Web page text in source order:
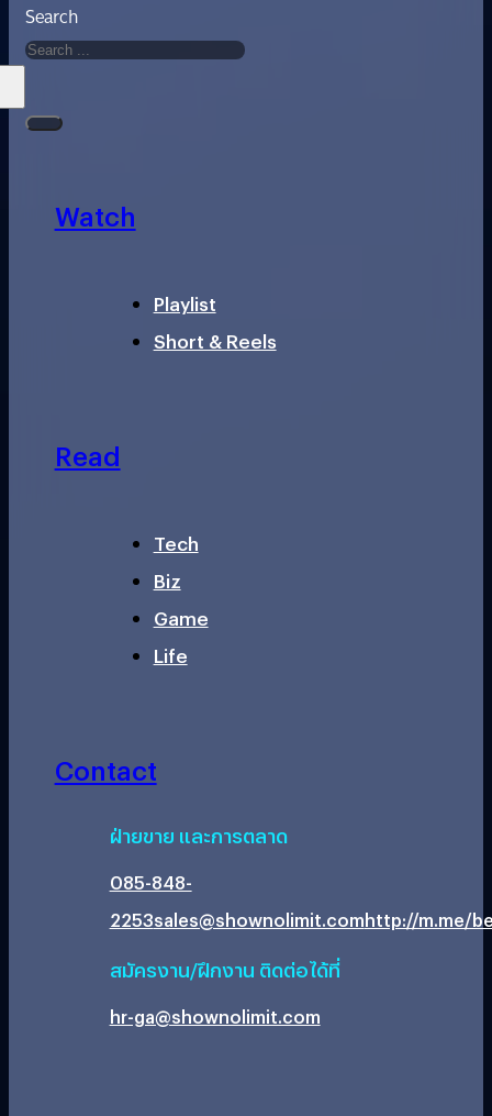
Search
Watch
Playlist
Short & Reels
Read
Tech
Biz
Game
Life
Contact
ฝ่ายขาย และการตลาด
085-848-
2253sales@shownolimit.comhttp://m.me/
สมัครงาน/ฝึกงาน ติดต่อได้ที่
hr-ga@shownolimit.com